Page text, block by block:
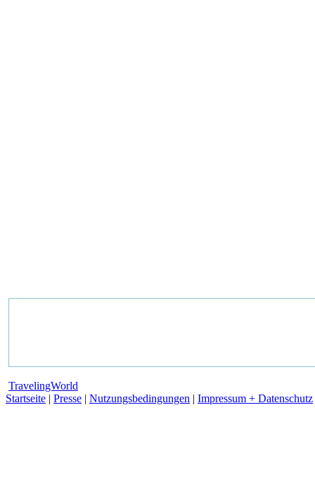
TravelingWorld
Startseite | Presse | Nutzungsbedingungen | Impressum + Datenschutz